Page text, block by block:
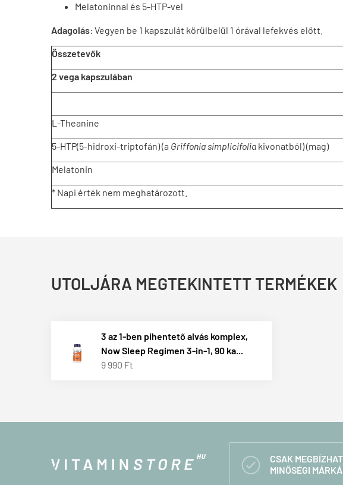
Melatoninnal és 5-HTP-vel
Adagolás: Vegyen be 1 kapszulát körülbelül 1 órával lefekvés előtt.
Összetevők
2 vega kapszulában
L-Theanine
5-HTP(5-hidroxi-triptofán) (a Griffonia simplicifolia kivonatból) (mag)
Melatonin
* Napi érték nem meghatározott.
UTOLJÁRA MEGTEKINTETT TERMÉKEK
3 az 1-ben pihentető alvás komplex,
Now Sleep Regimen 3-in-1, 90 ka...
9 990 Ft

CSAK
MINŐSÉGI